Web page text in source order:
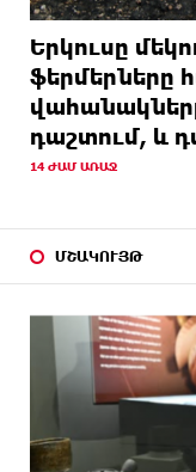
Երկուսը
ֆերմերները
դաշտում, և
14 ԺԱՄ ԱՌԱՋ
ՄՇԱԿՈՒՅԹ